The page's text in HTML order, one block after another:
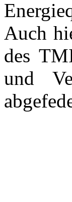
Auch
des
und